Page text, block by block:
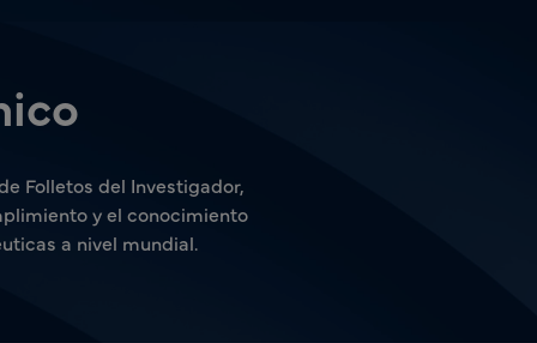
Folletos del Investigador,
y el conocimiento
a nivel mundial.